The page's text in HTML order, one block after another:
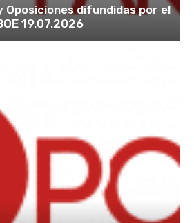
Oposiciones difundidas por el
19.07.2026